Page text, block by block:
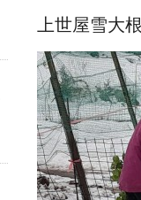
上世屋雪大